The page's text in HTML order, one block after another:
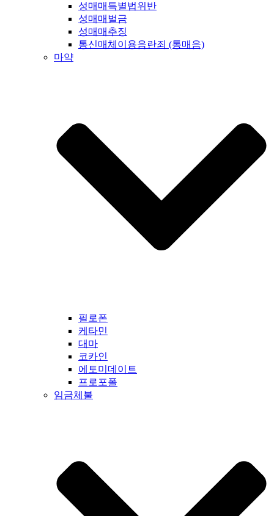
성매매특별법위반
성매매벌금
성매매추징
통신매체이용음란죄 (통매음)
마약
필로폰
케타민
대마
코카인
에토미데이트
프로포폴
임금체불